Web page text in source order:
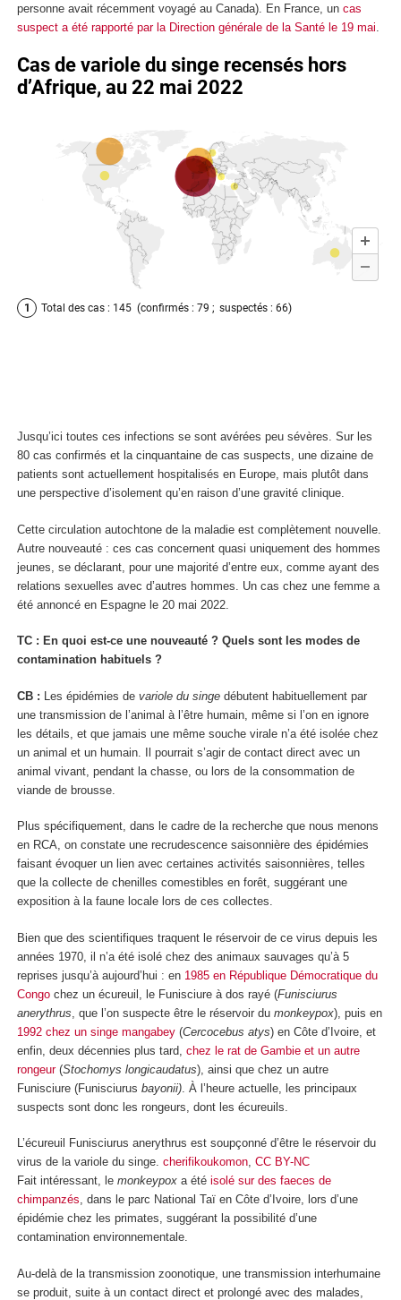
personne avait récemment voyagé au Canada). En France, un cas
suspect a été rapporté par la Direction générale de la Santé le 19 mai
Jusqu’ici toutes ces infections se sont avérées peu sévères. Sur les
80 cas confirmés et la cinquantaine de cas suspects, une dizaine de
patients sont actuellement hospitalisés en Europe, mais plutôt dans
une perspective d’isolement qu’en raison d’une gravité clinique.
Cette circulation autochtone de la maladie est complètement nouvelle.
Autre nouveauté : ces cas concernent quasi uniquement des hommes
jeunes, se déclarant, pour une majorité d’entre eux, comme ayant des
relations sexuelles avec d’autres hommes. Un cas chez une femme a
été annoncé en Espagne le 20 mai 2022.
TC : En quoi est-ce une nouveauté ? Quels sont les modes de
contamination habituels ?
CB : Les épidémies de variole du singe débutent habituellement par
une transmission de l’animal à l’être humain, même si l’on en ignore
les détails, et que jamais une même souche virale n’a été isolée chez
un animal et un humain. Il pourrait s’agir de contact direct avec un
animal vivant, pendant la chasse, ou lors de la consommation de
viande de brousse.
Plus spécifiquement, dans le cadre de la recherche que nous menons
en RCA, on constate une recrudescence saisonnière des épidémies
faisant évoquer un lien avec certaines activités saisonnières, telles
que la collecte de chenilles comestibles en forêt, suggérant une
exposition à la faune locale lors de ces collectes.
Bien que des scientifiques traquent le réservoir de ce virus depuis les
années 1970, il n’a été isolé chez des animaux sauvages qu’à 5
reprises jusqu’à aujourd’hui : en 1985 en République Démocratique du
Congo chez un écureuil, le Funisciure à dos rayé (Funisciurus
anerythrus , que l’on suspecte être le réservoir du monkeypox), puis en
1992 chez un singe mangabey (Cercocebus atys) en Côte d’Ivoire, et
enfin, deux décennies plus tard, chez le rat de Gambie et un autre
rongeur(Stochomys longicaudatus), ainsi que chez un autre
Funisciure (Funisciurus bayonii) . À l’heure actuelle, les principaux
suspects sont donc les rongeurs, dont les écureuils.
L’écureuil Funisciurus anerythrus est soupçonné d’être le réservoir du
virus de la variole du singe. cherifikoukomon, CC BY-NC
Fait intéressant, le monkeypox a été isolé sur des faeces de
chimpanzés, dans le parc National Taï en Côte d’Ivoire, lors d’une
épidémie chez les primates, suggérant la possibilité d’une
contamination environnementale.
Au-delà de la transmission zoonotique, une transmission interhumaine
se produit, suite à un contact direct et prolongé avec des malades,